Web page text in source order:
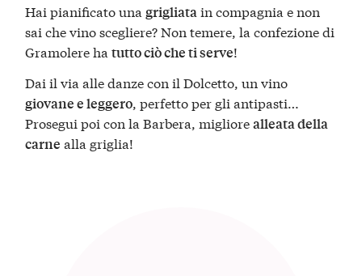
Hai pianificato unagrigliatain compagnia e non
sai che vino scegliere? Non temere, la confezione di
Gramolere hatutto ciò che ti serve!
Dai il via alle danze con il Dolcetto, un vino
giovane e leggero , perfetto per gli antipasti…
Prosegui poi con la Barbera, migliorealleata della
carne alla griglia!